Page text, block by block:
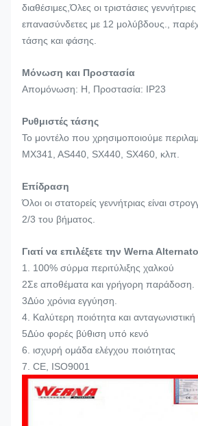
διαθέσιμες,Όλες οι τριστάσιες γεννήτριες
επανασύνδετες με 12 μολύβδους.,
τάσης και φάσης.
Μόνωση και Προστασία
Απομόνωση: H, Προστασία: IP23
Ρυθμιστές τάσης
Το μοντέλο που χρησιμοποιούμε
MX341, AS440, SX440, SX460, κλπ.
Επίδραση
Όλοι οι στατορείς γεννήτριας είναι
2/3 του βήματος.
Γιατί να επιλέξετε την Werna
1. 100% σύρμα περιτύλιξης χαλκού
2Σε αποθέματα και γρήγορη παράδοση.
3Δύο χρόνια εγγύηση.
4. Καλύτερη ποιότητα και ανταγωνιστική
5Δύο φορές βύθιση υπό κενό
6. ισχυρή ομάδα ελέγχου ποιότητας
7. CE, ISO9001